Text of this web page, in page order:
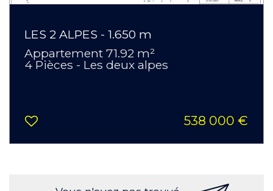
LES 2 ALPES - 1.650 m
Appartement 71.92 m²
4 Pièces - Les deux alpes
538 000 €